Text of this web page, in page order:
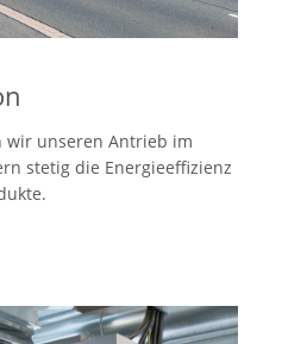
wir unseren Antrieb im
stetig die Energieeffizienz